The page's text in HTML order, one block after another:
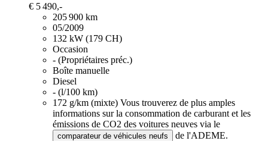
€ 5 490,-
205 900 km
05/2009
132 kW (179 CH)
Occasion
- (Propriétaires préc.)
Boîte manuelle
Diesel
- (l/100 km)
172 g/km (mixte) Vous trouverez de plus amples
informations sur la consommation de carburant et les
émissions de CO2 des voitures neuves via le
comparateur de véhicules neufs
de l'ADEME.